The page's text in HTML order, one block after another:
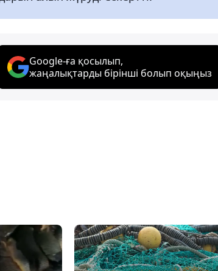
Google-ға қосылып,
жаңалықтарды бірінші болып оқыңыз